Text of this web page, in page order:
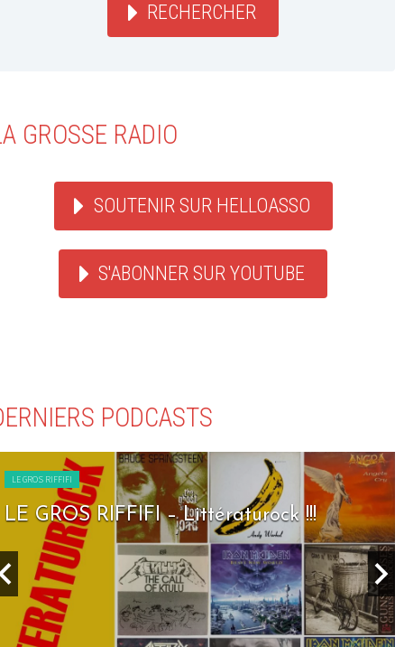
RECHERCHER
GROSSE RADIO
SOUTENIR SUR HELLOASSO
S'ABONNER SUR YOUTUBE
PODCASTS
LE GROS RIFFIFI
LE GROS RIFFIFI – Littératurock !!!